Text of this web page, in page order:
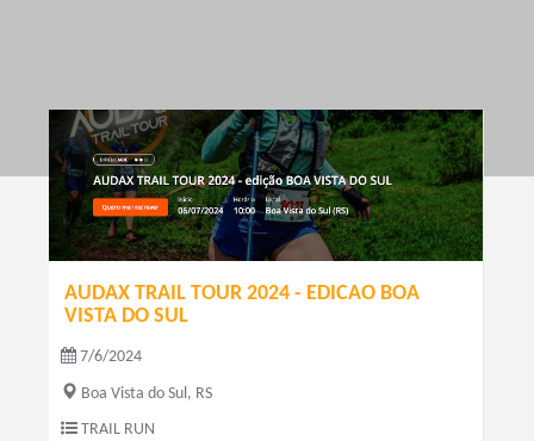
AUDAX TRAIL TOUR 2024 - EDICAO BOA
VISTA DO SUL
7/6/2024
Boa Vista do Sul, RS
TRAIL RUN